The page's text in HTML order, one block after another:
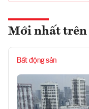
Mới nhất trên
Bất động sản